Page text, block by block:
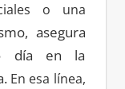
o una
asegura
día en la
En esa línea,